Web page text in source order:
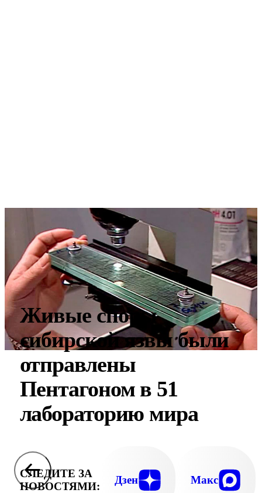
Живые споры
сибирской язвы были
отправлены
Пентагоном в 51
лабораторию мира
СЛЕДИТЕ ЗА
НОВОСТЯМИ:
Дзен Макс